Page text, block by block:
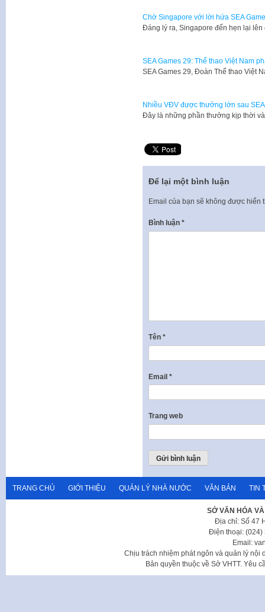
Chờ Singapore với lời hứa SEA
​Đáng lý ra, Singapore đến hẹn lại
SEA Games 29: Thể thao Việt Nam
SEA Games 29, Đoàn Thể thao Việt
Nhiều VĐV được thưởng lớn sau
​Đây là những phần thưởng kịp thời
Để lại một bình luận
Email của bạn sẽ không được hiển
Bình luận *
Tên *
Email *
Trang web
TRANG CHỦ GIỚI THIỆU QUẢN LÝ NHÀ NƯỚC VĂN BẢN TIN
SỞ VĂN HÓA
Địa chỉ: Số 47
Điện thoại: (024)
Email:
Chịu trách nhiệm phát ngôn và quản lý nội
Bản quyền thuộc về Sở VHTT. Yêu